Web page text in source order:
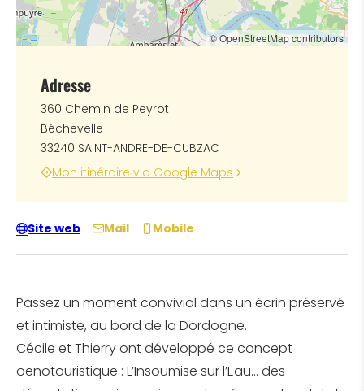
Passez un moment convivial dans un écrin préservé
et intimiste, au bord de la Dordogne.
Cécile et Thierry ont développé ce concept
oenotouristique : L’Insoumise sur l’Eau… des
© OpenStreetMap contributors
Adresse
360 Chemin de Peyrot
Béchevelle
33240 SAINT-ANDRE-DE-CUBZAC
Mon itinéraire via Google Maps
Site web Mail Mobile